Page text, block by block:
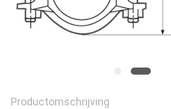
Productomschrijving